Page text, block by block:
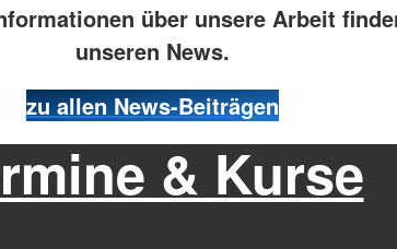
über unsere Arbeit
unseren News.
zu allen News-Beiträgen
& Kurse